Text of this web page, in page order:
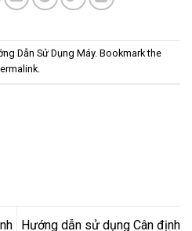
Dẫn Sử Dụng Máy. Bookmark the
.
Hướng dẫn sử dụng Cân định